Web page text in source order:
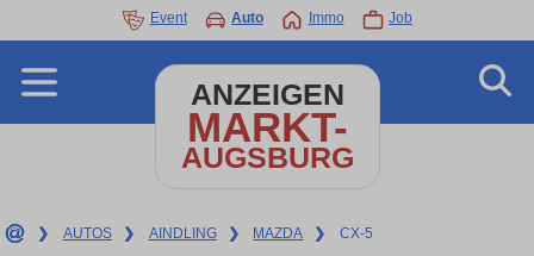
Event Auto Immo Job
ANZEIGEN
MARKT-
AUGSBURG
❯ AUTOS ❯ AINDLING ❯ MAZDA ❯ CX-5